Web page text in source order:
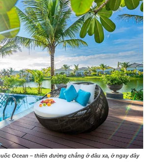
Ocean – thiên đường chẳng ở đâu xa, ở ngay đây